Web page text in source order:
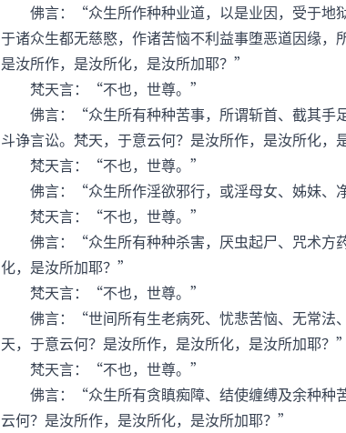
佛言：“众生所作种种业道，以是业因，受于地狱
于诸众生都无慈愍，作诸苦恼不利益事堕恶道因缘，
是汝所作，是汝所化，是汝所加耶？”
梵天言：“不也，世尊。”
佛言：“众生所有种种苦事，所谓斩首、截其手足
斗诤言讼。梵天，于意云何？是汝所作，是汝所化，
梵天言：“不也，世尊。”
佛言：“众生所作淫欲邪行，或淫母女、姊妹、
梵天言：“不也，世尊。”
佛言：“众生所有种种杀害，厌虫起尸、咒术方
化，是汝所加耶？”
梵天言：“不也，世尊。”
佛言：“世间所有生老病死、忧悲苦恼、无常法
天，于意云何？是汝所作，是汝所化，是汝所加耶？”
梵天言：“不也，世尊。”
佛言：“众生所有贪瞋痴障、结使缠缚及余种种
云何？是汝所作，是汝所化，是汝所加耶？”